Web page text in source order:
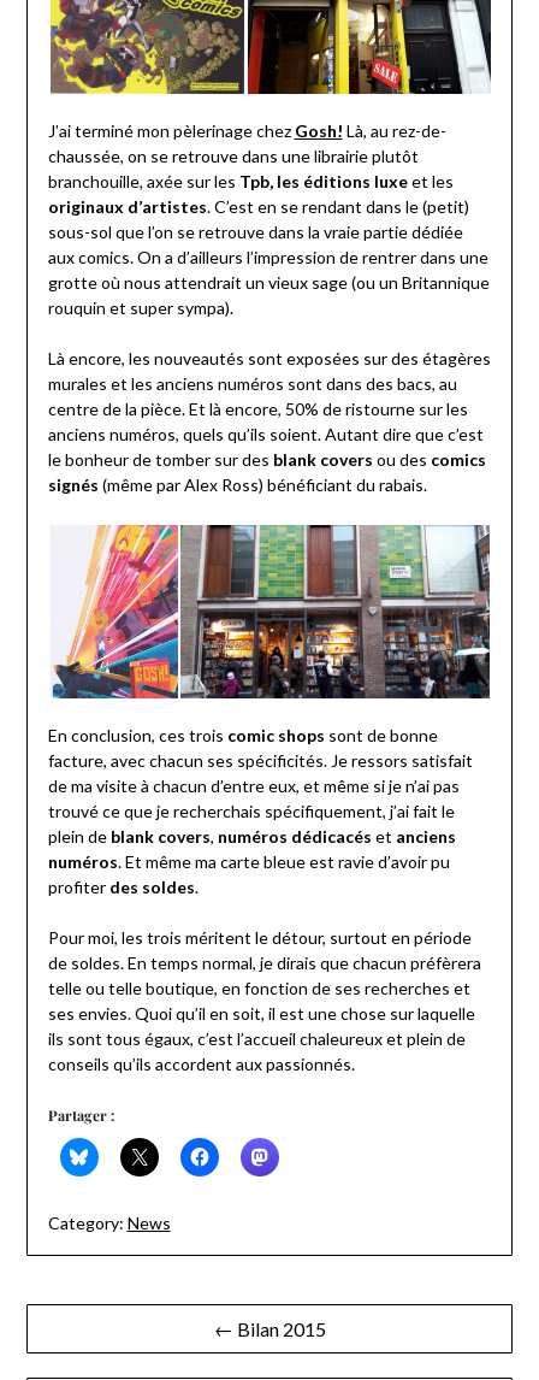
J’ai terminé mon pèlerinage chez Gosh! Là, au rez-de-
chaussée, on se retrouve dans une librairie plutôt
branchouille, axée sur les Tpb, les éditions luxeet les
originaux d’artistes. C’est en se rendant dans le (petit)
sous-sol que l’on se retrouve dans la vraie partie dédiée
aux comics. On a d’ailleurs l’impression de rentrer dans une
grotte où nous attendrait un vieux sage (ou un Britannique
rouquin et super sympa).
Là encore, les nouveautés sont exposées sur des étagères
murales et les anciens numéros sont dans des bacs, au
centre de la pièce. Et là encore, 50% de ristourne sur les
anciens numéros, quels qu’ils soient. Autant dire que c’est
le bonheur de tomber sur des blank covers ou des comics
signés (même par Alex Ross) bénéficiant du rabais.
En conclusion, ces trois comic shops sont de bonne
facture, avec chacun ses spécificités. Je ressors satisfait
de ma visite à chacun d’entre eux, et même si je n’ai pas
trouvé ce que je recherchais spécifiquement, j’ai fait le
plein deblank covers, numéros dédicacés et anciens
numéros. Et même ma carte bleue est ravie d’avoir pu
profiter des soldes.
Pour moi, les trois méritent le détour, surtout en période
de soldes. En temps normal, je dirais que chacun préfèrera
telle ou telle boutique, en fonction de ses recherches et
ses envies. Quoi qu’il en soit, il est une chose sur laquelle
ils sont tous égaux, c’est l’accueil chaleureux et plein de
conseils qu’ils accordent aux passionnés.
Partager :
Category: News
Navigation
de
← Bilan 2015